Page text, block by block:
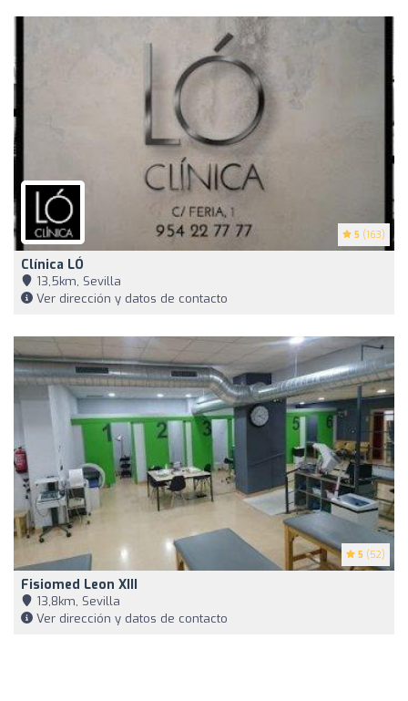
5 (163)
Clínica LÓ
13,5km, Sevilla
Ver dirección y datos de contacto
5 (52)
Fisiomed Leon XIII
13,8km, Sevilla
Ver dirección y datos de contacto